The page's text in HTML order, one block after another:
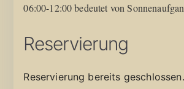
06:00-12:00 bedeutet von
Reservierung
Reservierung bereits geschlossen.